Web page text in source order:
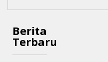
Berita
Terbaru